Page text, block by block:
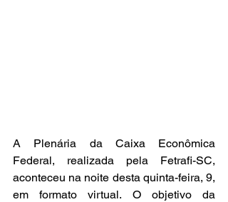
A Plenária da Caixa Econômica
Federal, realizada pela Fetrafi-SC,
aconteceu na noite desta quinta-feira, 9,
em formato virtual. O objetivo da